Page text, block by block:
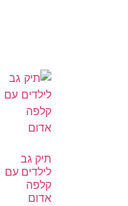
תיק גב
לילדים עם
קלפה
אדום